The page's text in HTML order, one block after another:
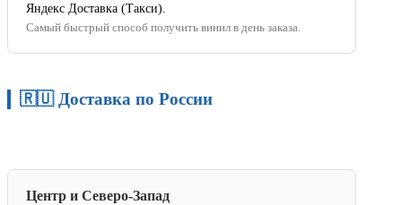
Яндекс Доставка (Такси).
Самый быстрый способ получить винил в день заказа.
🇷🇺 Доставка по России
Центр и Северо-Запад